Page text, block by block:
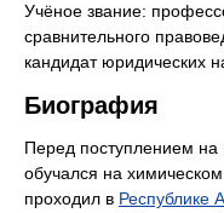
Учёное звание:
сравнительного
кандидат юридических
Биография
Перед поступлением на
обучался на
проходил в Республике